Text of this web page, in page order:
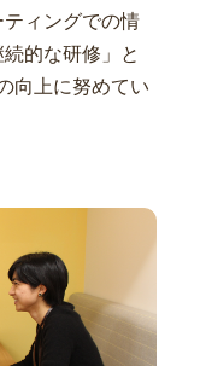
ィングでの情
的な研修」と
向上に努めてい